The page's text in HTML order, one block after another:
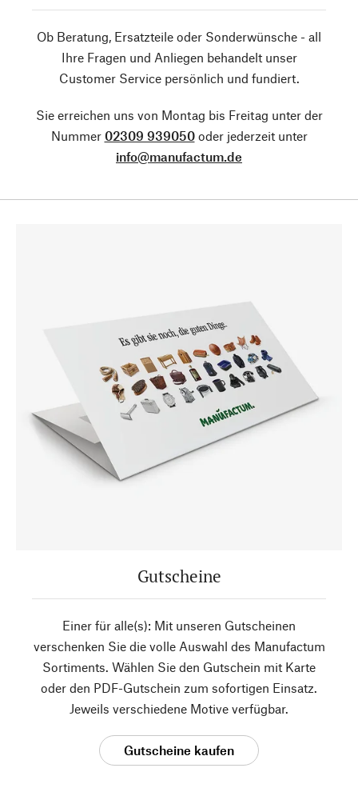
Ob Beratung, Ersatzteile oder Sonderwünsche - all
Ihre Fragen und Anliegen behandelt unser
Customer Service persönlich und fundiert.
Sie erreichen uns von Montag bis Freitag unter der
Nummer 02309 939050oder jederzeit unter
info@manufactum.de
Gutscheine
Einer für alle(s): Mit unseren Gutscheinen
verschenken Sie die volle Auswahl des Manufactum
Sortiments. Wählen Sie den Gutschein mit Karte
oder den PDF-Gutschein zum sofortigen Einsatz.
Jeweils verschiedene Motive verfügbar.
Gutscheine kaufen